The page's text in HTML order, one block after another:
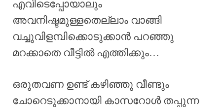
എവിടെപ്പോയാലും
അവനിഷ്ടമുള്ളതെല്ലാം വാങ്ങി
വച്ചുവിളമ്പിക്കൊടുക്കാൻ പറഞ്ഞു
മറക്കാതെ വീട്ടിൽ എത്തിക്കും…
ഒരുതവണ ഉണ്ട് കഴിഞ്ഞു വീണ്ടും
ചോറെടുക്കാനായി കാസറോൾ തപ്പുന്ന